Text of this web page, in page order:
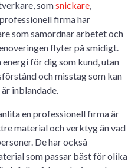
somsnickare,
firma har
som samordnar arbetet och
flyter på smidigt.
för dig som kund, utan
och misstag som kan
inblandade.
en professionell firma är
material och verktyg än vad
De har också
som passar bäst för olika